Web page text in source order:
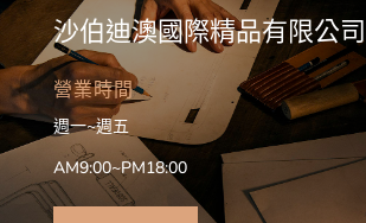
沙伯迪澳國際精品有限公司
營業時間
週一~週五
AM9:00~PM18:00